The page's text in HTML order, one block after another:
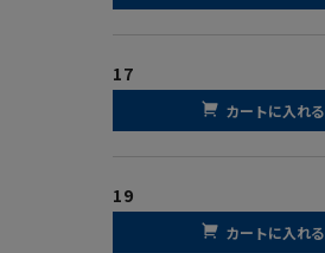
17
カートに入れる
19
カートに入れる